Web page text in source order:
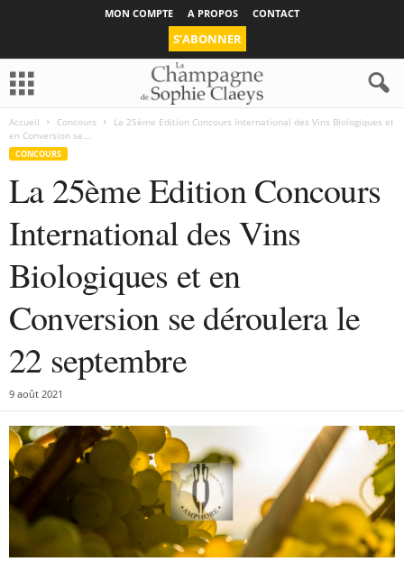
MON COMPTE A PROPOS CONTACT
S’ABONNER
Accueil Concours
La 25ème Edition Concours International des Vins Biologiques et
en Conversion se...
CONCOURS
La 25ème Edition Concours
International des Vins
Biologiques et en
Conversion se déroulera le
22 septembre
9 août 2021